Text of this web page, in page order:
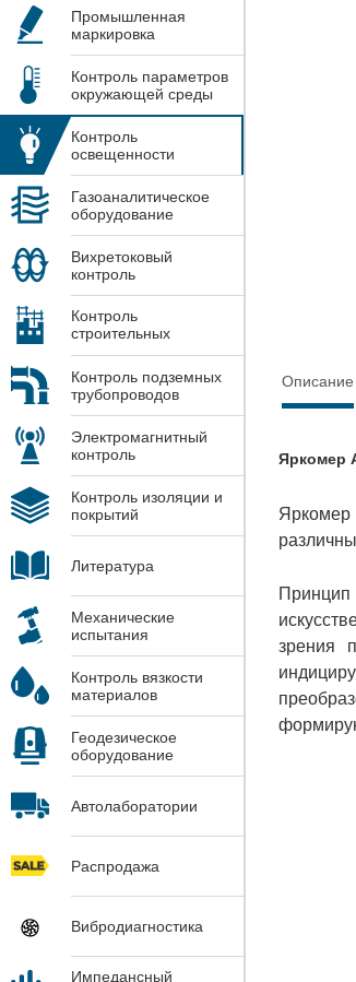
Промышленная
маркировка
Контроль параметров
окружающей среды
Контроль
освещенности
Газоаналитическое
оборудование
Вихретоковый
контроль
Контроль
строительных
Контроль подземных
трубопроводов
Электромагнитный
контроль
Контроль изоляции и
покрытий
Литература
Механические
испытания
Контроль вязкости
материалов
Геодезическое
оборудование
Автолаборатории
Распродажа
Вибродиагностика
Импедансный
Описание
Яркомер
зрения